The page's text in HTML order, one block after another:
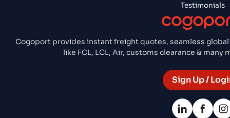
Cogoport provides instant freight quotes, seamless
like FCL, LCL, Air, customs clearance &
Sign Up /
Testimonials